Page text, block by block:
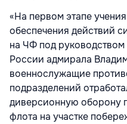
«На первом этапе
обеспечения действий
на ЧФ под
России адмирала
военнослужащие
подразделений
диверсионную оборону
флота на участке